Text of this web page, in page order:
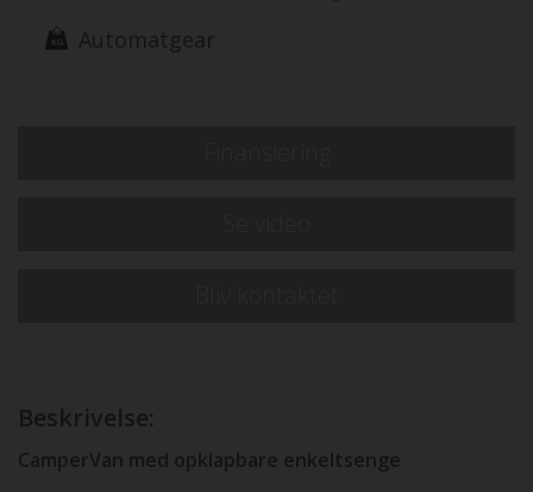
Automatgear
Beskrivelse:
CamperVan med opklapbare enkeltsenge